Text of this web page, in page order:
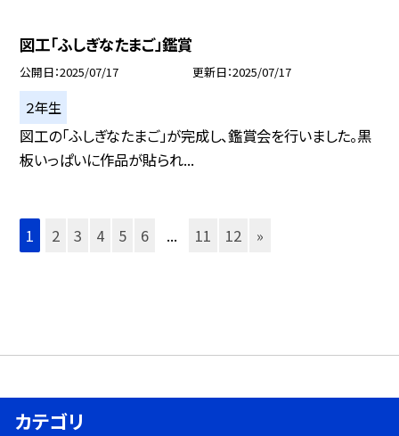
図工「ふしぎなたまご」鑑賞
公開日 2025/07/17 更新日 2025/07/17
２年生
図工の「ふしぎなたまご」が完成し、鑑賞会を行いました。黒
板いっぱいに作品が貼られ...
1 2 3 4 5 6 ... 11 12 »
カテゴリ